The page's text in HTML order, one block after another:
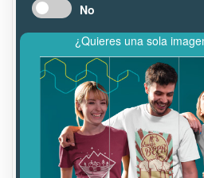
No
¿Quieres una sola